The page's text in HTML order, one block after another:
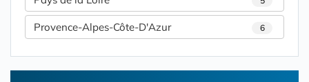
Provence-Alpes-Côte-D'Azur 6